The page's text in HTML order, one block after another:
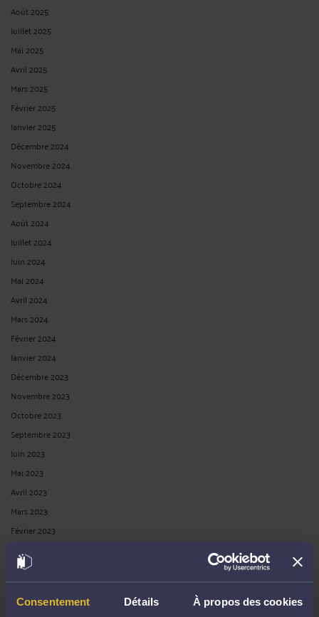
Consentement Détails À propos des cookies
Août 2025
Juillet 2025
Mai 2025
Avril 2025
Mars 2025
Février 2025
Janvier 2025
Décembre 2024
Novembre 2024
Octobre 2024
Septembre 2024
Août 2024
Juillet 2024
Juin 2024
Mai 2024
Avril 2024
Mars 2024
Février 2024
Janvier 2024
Décembre 2023
Novembre 2023
Octobre 2023
Septembre 2023
Juin 2023
Mai 2023
Avril 2023
Mars 2023
Février 2023
Novembre 2022
Octobre 2022
Septembre 2022